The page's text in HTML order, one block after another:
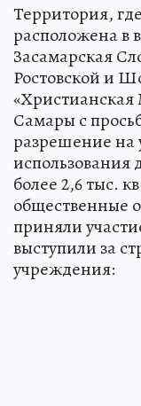
Территория,
расположена в
Засамарская
Ростовской и
«Христианская
Самары с
разрешение на
использования
более 2,6 тыс.
общественные
приняли
выступили за
учреждения: